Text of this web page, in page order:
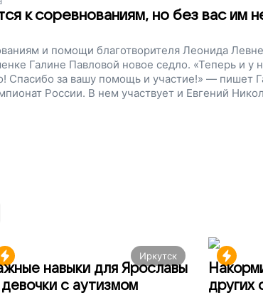
к соревнованиям, но без вас им
и помощи благотворителя Леонида
Галине Павловой новое седло. «Теперь и у
Спасибо за вашу помощь и участие!» — пишет
России. В нем участвует и Евгений
Иркутск
навыки для Ярославы
с аутизмом
других